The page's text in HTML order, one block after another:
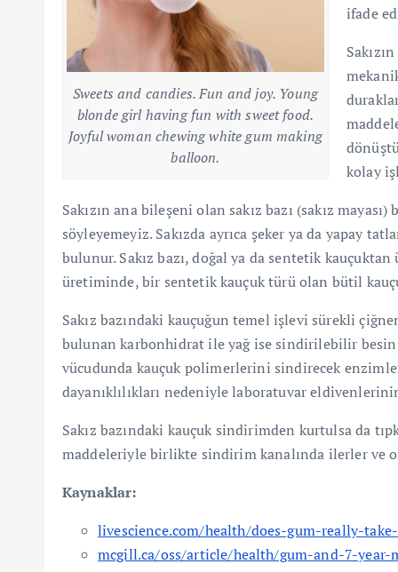
Sweets and candies. Fun and joy. Young
blonde girl having fun with sweet food.
Joyful woman chewing white gum making
balloon.
ifade
kolay
Sakızın ana bileşeni olan sakız bazı (sakız
söyleyemeyiz. Sakızda ayrıca şeker ya da yapay
bulunur. Sakız bazı, doğal ya da sentetik
üretiminde, bir sentetik kauçuk türü olan bütil
Sakız bazındaki kauçuğun temel işlevi sürekli
bulunan karbonhidrat ile yağ ise sindirilebilir
vücudunda kauçuk polimerlerini sindirecek
dayanıklılıkları nedeniyle laboratuvar
Sakız bazındaki kauçuk sindirimden kurtulsa da
maddeleriyle birlikte sindirim kanalında ilerler ve
Kaynaklar:
livescience.com/health/does-gum-really-
mcgill.ca/oss/article/health/gum-and-7-year-